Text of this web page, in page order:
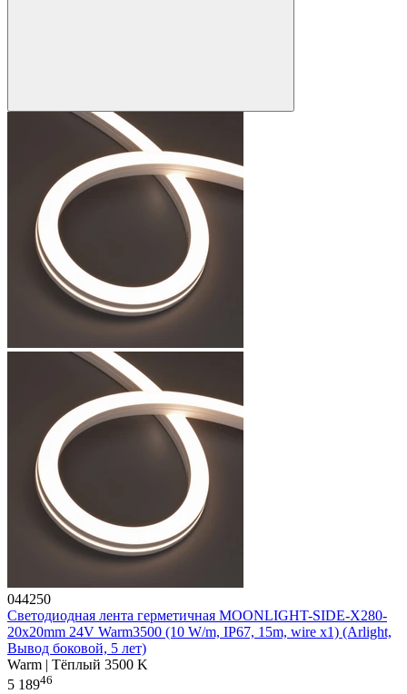
044250
Светодиодная лента герметичная MOONLIGHT-SIDE-X280-
20x20mm 24V Warm3500 (10 W/m, IP67, 15m, wire x1) (Arlight,
Вывод боковой, 5 лет)
Warm | Тёплый 3500 K
5 18946